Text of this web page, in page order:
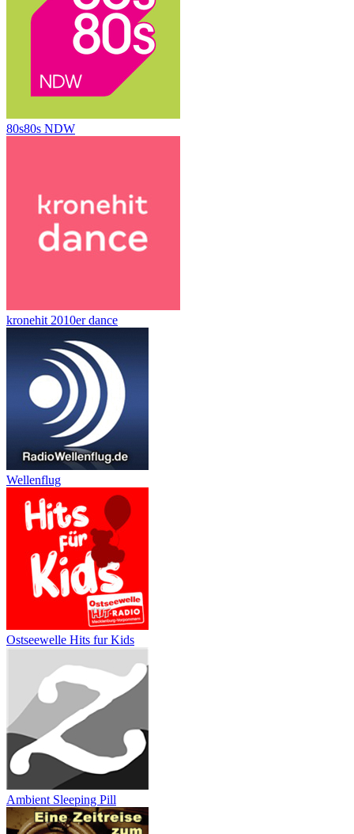
80s80s NDW
kronehit 2010er dance
Wellenflug
Ostseewelle Hits fur Kids
Ambient Sleeping Pill